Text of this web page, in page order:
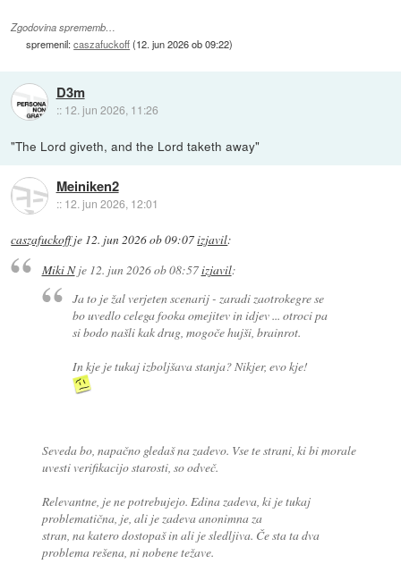
Zgodovina sprememb…
spremenil:caszafuckoff(12. jun 2026 ob 09:22)
D3m
:: 12. jun 2026, 11:26
"The Lord giveth, and the Lord taketh away"
Meiniken2
:: 12. jun 2026, 12:01
caszafuckoffje 12. jun 2026 ob 09:07izjavil:
Miki Nje 12. jun 2026 ob 08:57izjavil:
Ja to je žal verjeten scenarij - zaradi zaotrokegre se
bo uvedlo celega fooka omejitev in idjev ... otroci pa
si bodo našli kak drug, mogoče hujši, brainrot.
In kje je tukaj izboljšava stanja? Nikjer, evo kje!
Seveda bo, napačno gledaš na zadevo. Vse te strani, ki bi morale
uvesti verifikacijo starosti, so odveč.
Relevantne, je ne potrebujejo. Edina zadeva, ki je tukaj
problematična, je, ali je zadeva anonimna za
stran, na katero dostopaš in ali je sledljiva. Če sta ta dva
problema rešena, ni nobene težave.